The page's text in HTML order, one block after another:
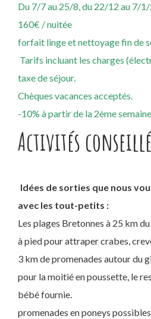
Du 7/7 au 25/8, du 22/12 au 7/
160€ / nuitée
forfait linge et nettoyage fin de
Tarifs incluant les charges
taxe de séjour.
Chèques vacances acceptés.
-10% à partir de la 2ème semaine
Activités
Idées de sorties que nous
avec les tout-petits :
Les plages Bretonnes à 25 km
à pied pour attraper crabes,
3 km de promenades autour du
pour la moitié en poussette, le
bébé fournie.
promenades en poneys